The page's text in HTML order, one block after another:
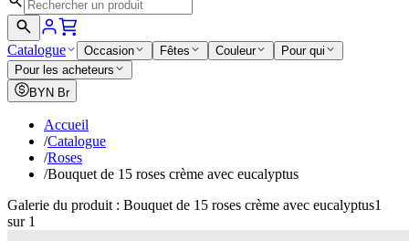
Catalogue Occasion Fêtes Couleur
Pour qui
Pour les acheteurs
BYN Br
Accueil
/Catalogue
/Roses
/Bouquet de 15 roses crème avec eucalyptus
Galerie du produit : Bouquet de 15 roses crème avec eucalyptus1
sur 1